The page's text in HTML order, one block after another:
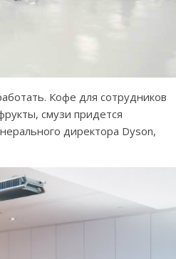
Кофе для сотрудников
смузи придется
директора Dyson,